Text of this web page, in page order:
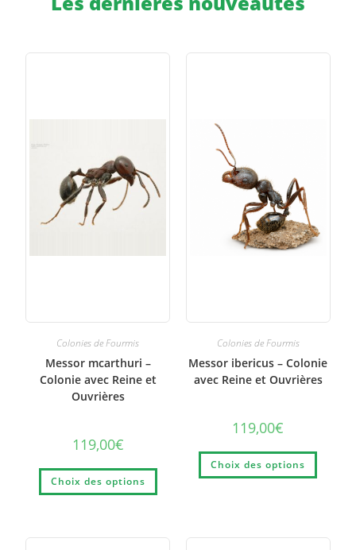
Colonies de Fourmis
Messor mcarthuri –
Colonie avec Reine et
Ouvrières
119,00€
Choix des options
Colonies de Fourmis
Messor ibericus – Colonie
avec Reine et Ouvrières
119,00€
Choix des options